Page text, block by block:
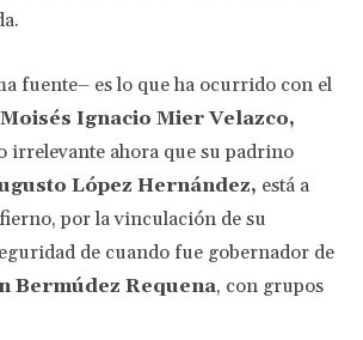
fuente– es lo que ha ocurrido con el
Moisés Ignacio Mier Velazco,
irrelevante ahora que su padrino
López Hernández, está a
por la vinculación de su
de cuando fue gobernador de
Bermúdez Requena, con grupos